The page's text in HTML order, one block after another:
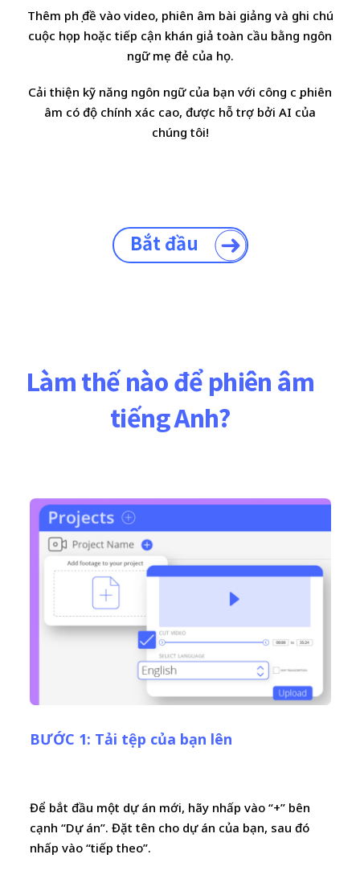
Thêm phụ đề vào video, phiên âm bài giảng và ghi chú
cuộc họp hoặc tiếp cận khán giả toàn cầu bằng ngôn
ngữ mẹ đẻ của họ.
Cải thiện kỹ năng ngôn ngữ của bạn với công cụ phiên
âm có độ chính xác cao, được hỗ trợ bởi AI của
chúng tôi!
Bắt đầu
Làm thế nào để phiên âm
tiếng Anh?
BƯỚC 1: Tải tệp của bạn lên
Để bắt đầu một dự án mới, hãy nhấp vào “+” bên
cạnh “Dự án”. Đặt tên cho dự án của bạn, sau đó
nhấp vào “tiếp theo”.